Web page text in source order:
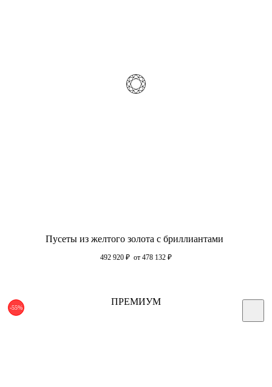
Пусеты из желтого золота с бриллиантами
492 920 ₽ от 478 132 ₽
-55%
ПРЕМИУМ